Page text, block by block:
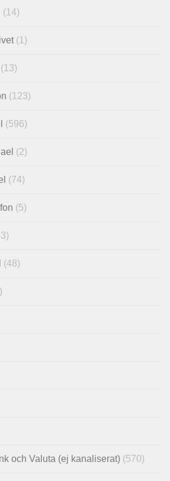
(14)
(1)
(13)
(123)
(596)
(2)
(74)
(5)
(48)
och Valuta (ej kanaliserat) (570)